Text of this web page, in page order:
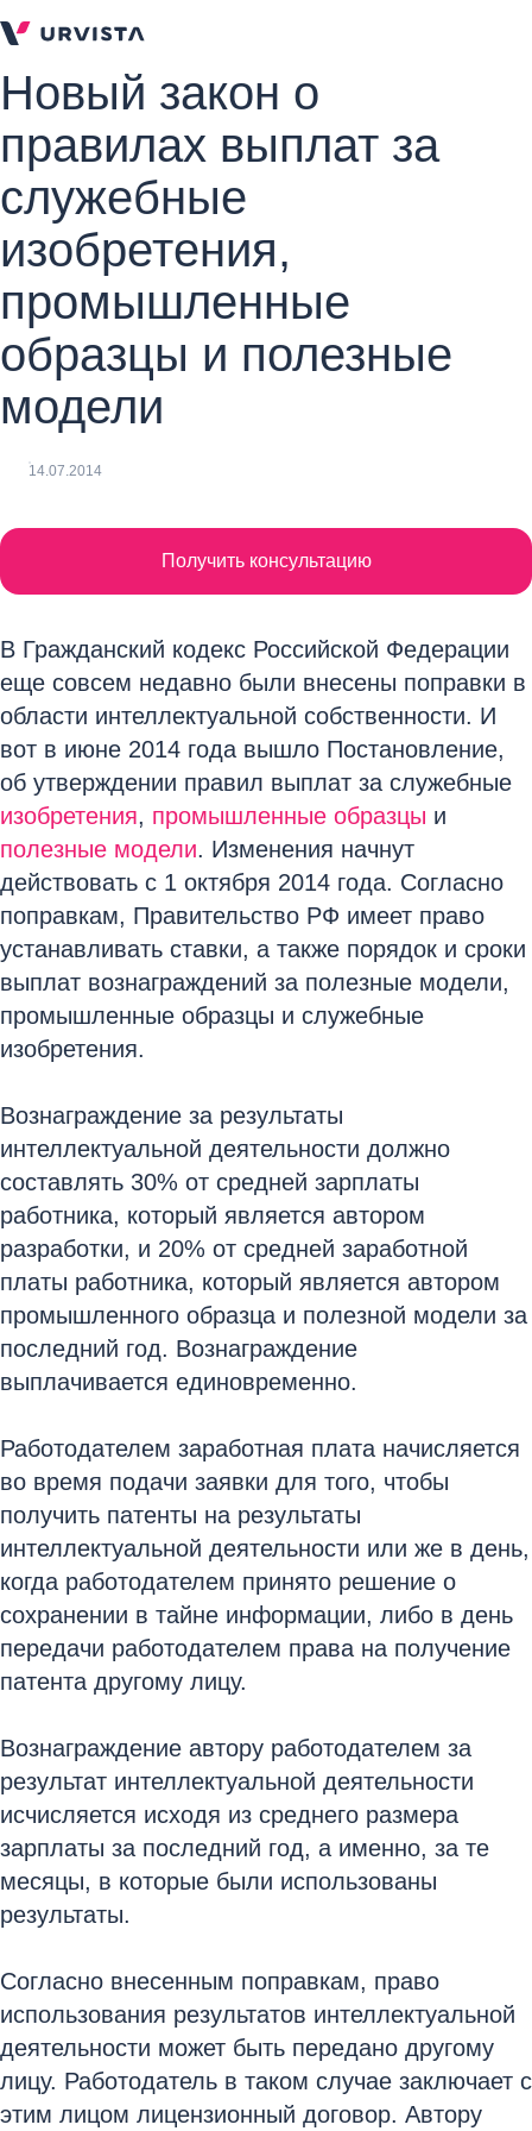
Новый закон о
правилах выплат за
служебные
изобретения,
промышленные
образцы и полезные
модели
14.07.2014
Получить консультацию
В Гражданский кодекс Российской Федерации
еще совсем недавно были внесены поправки в
области интеллектуальной собственности. И
вот в июне 2014 года вышло Постановление,
об утверждении правил выплат за служебные
изобретения, промышленные образцы и
полезные модели. Изменения начнут
действовать с 1 октября 2014 года. Согласно
поправкам, Правительство РФ имеет право
устанавливать ставки, а также порядок и сроки
выплат вознаграждений за полезные модели,
промышленные образцы и служебные
изобретения.
Вознаграждение за результаты
интеллектуальной деятельности должно
составлять 30% от средней зарплаты
работника, который является автором
разработки, и 20% от средней заработной
платы работника, который является автором
промышленного образца и полезной модели за
последний год. Вознаграждение
выплачивается единовременно.
Работодателем заработная плата начисляется
во время подачи заявки для того, чтобы
получить патенты на результаты
интеллектуальной деятельности или же в день,
когда работодателем принято решение о
сохранении в тайне информации, либо в день
передачи работодателем права на получение
патента другому лицу.
Вознаграждение автору работодателем за
результат интеллектуальной деятельности
исчисляется исходя из среднего размера
зарплаты за последний год, а именно, за те
месяцы, в которые были использованы
результаты.
Согласно внесенным поправкам, право
использования результатов интеллектуальной
деятельности может быть передано другому
лицу. Работодатель в таком случае заключает с
этим лицом лицензионный договор. Автору